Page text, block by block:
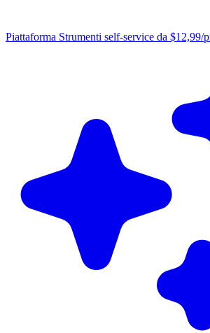
Piattaforma Strumenti self-service da $12,99/